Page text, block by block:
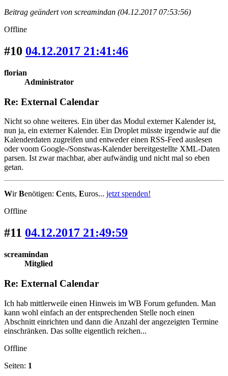
Beitrag geändert von screamindan (04.12.2017 07:53:56)
Offline
#10 04.12.2017 21:41:46
florian
Administrator
Re: External Calendar
Nicht so ohne weiteres. Ein über das Modul externer Kalender ist,
nun ja, ein externer Kalender. Ein Droplet müsste irgendwie auf die
Kalenderdaten zugreifen und entweder einen RSS-Feed auslesen
oder voom Google-/Sonstwas-Kalender bereitgestellte XML-Daten
parsen. Ist zwar machbar, aber aufwändig und nicht mal so eben
getan.
WirBenötigen: Cents, Euros... jetzt spenden!
Offline
#11 04.12.2017 21:49:59
screamindan
Mitglied
Re: External Calendar
Ich hab mittlerweile einen Hinweis im WB Forum gefunden. Man
kann wohl einfach an der entsprechenden Stelle noch einen
Abschnitt einrichten und dann die Anzahl der angezeigten Termine
einschränken. Das sollte eigentlich reichen...
Offline
Seiten: 1